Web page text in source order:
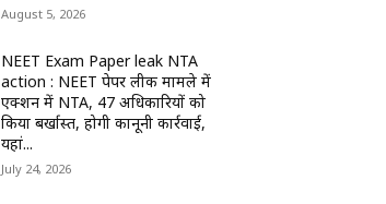
August 5, 2026
NEET Exam Paper leak NTA
action : NEET पेपर लीक मामले में
एक्शन में NTA, 47 अधिकारियों को
किया बर्खास्त, होगी कानूनी कार्रवाई,
यहां...
July 24, 2026